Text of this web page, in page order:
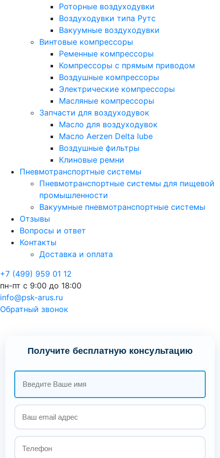
Роторные воздуходувки
Воздуходувки типа Рутс
Вакуумные воздуходувки
Винтовые компрессоры
Ременные компрессоры
Компрессоры с прямым приводом
Воздушные компрессоры
Электрические компрессоры
Масляные компрессоры
Запчасти для воздуходувок
Масло для воздуходувок
Масло Aerzen Delta lube
Воздушные фильтры
Клиновые ремни
Пневмотранспортные системы
Пневмотранспортные системы для пищевой
промышленности
Вакуумные пневмотранспортные системы
Отзывы
Вопросы и ответ
Контакты
Доставка и оплата
+7 (499) 959 01 12
пн-пт с 9:00 до 18:00
info@psk-arus.ru
Обратный звонок
Получите бесплатную консультацию